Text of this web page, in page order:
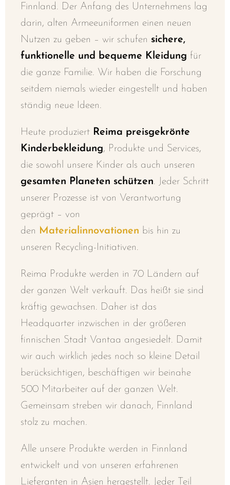
Finnland. Der Anfang des Unternehmens lag
darin, alten Armeeuniformen einen neuen
Nutzen zu geben – wir schufen sichere,
funktionelle und bequeme Kleidung für
die ganze Familie. Wir haben die Forschung
seitdem niemals wieder eingestellt und haben
ständig neue Ideen.
Heute produziert Reima preisgekrönte
Kinderbekleidung, Produkte und Services,
die sowohl unsere Kinder als auch unseren
gesamten Planeten schützen. Jeder Schritt
unserer Prozesse ist von Verantwortung
geprägt – von
den Materialinnovationen bis hin zu
unseren Recycling-Initiativen.
Reima Produkte werden in 70 Ländern auf
der ganzen Welt verkauft. Das heißt sie sind
kräftig gewachsen. Daher ist das
Headquarter inzwischen in der größeren
finnischen Stadt Vantaa angesiedelt. Damit
wir auch wirklich jedes noch so kleine Detail
berücksichtigen, beschäftigen wir beinahe
500 Mitarbeiter auf der ganzen Welt.
Gemeinsam streben wir danach, Finnland
stolz zu machen.
Alle unsere Produkte werden in Finnland
entwickelt und von unseren erfahrenen
Lieferanten in Asien hergestellt. Jeder Teil